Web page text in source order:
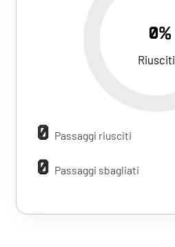
0%
Riusciti
0 Passaggi riusciti
0 Passaggi sbagliati